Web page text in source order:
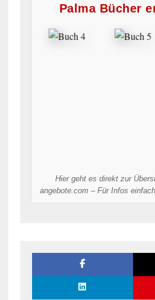
Palma Bücher
Hier geht es direkt zur
angebote.com – Für Infos